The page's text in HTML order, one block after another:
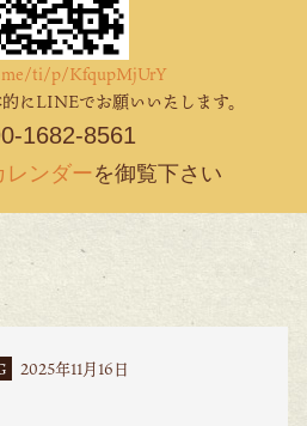
ti/p/KfqupMjUrY
にLINEでお願いいたします。
1682-8561
レンダーを御覧下さい
2025年11月16日